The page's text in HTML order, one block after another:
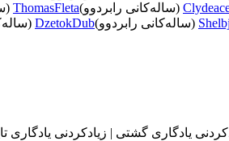
(ساله‌كانی رابردوو)ThomasFleta
(ساله‌كانی رابردوو)DzetokDub
یادگاری گشتی | زیادكردنی یادگاری